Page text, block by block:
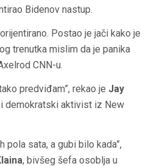
Bidenov nastup.
Postao je jači kako je
trenutka mislim da je panika
CNN-u.
predviđam”, rekao je Jay
demokratski aktivist iz New
pola sata, a gubi bilo kada”,
, bivšeg šefa osoblja u